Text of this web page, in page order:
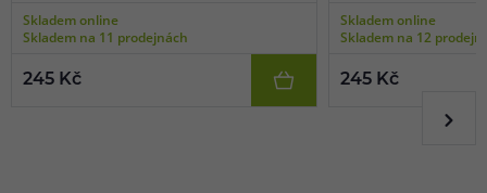
Skladem online
Skladem na 11 prodejnách
245 Kč
Skladem online
Skladem na 12
245 Kč